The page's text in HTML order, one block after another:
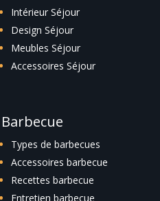
Intérieur Séjour
Design Séjour
Meubles Séjour
Accessoires Séjour
Barbecue
Types de barbecues
Accessoires barbecue
Recettes barbecue
Entretien barbecue